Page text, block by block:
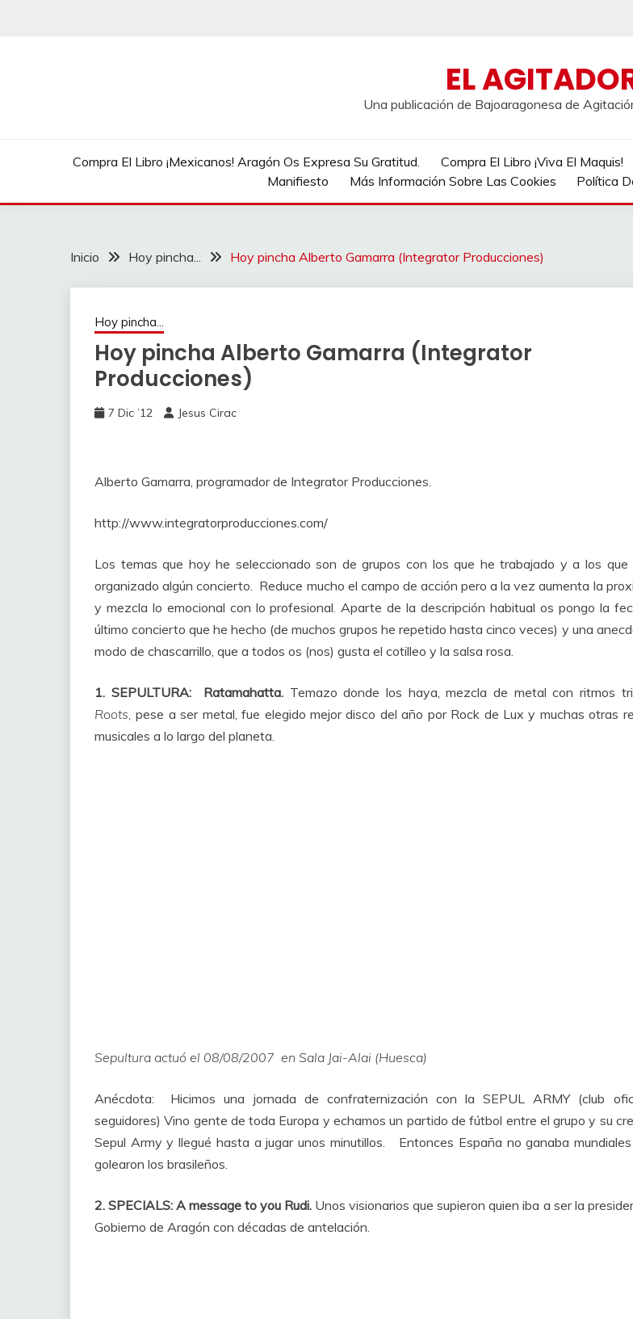
EL
Una publicación de Bajoaragonesa de
Compra El Libro ¡Mexicanos! Aragón Os Expresa Su Gratitud. Compra El Libro ¡Viva El Maquis!
Manifiesto
Más Información Sobre Las Cookies Política
Inicio Hoy pincha... Hoy pincha Alberto Gamarra (Integrator Producciones)
Hoy pincha...
Hoy pincha Alberto Gamarra (Integrator
Producciones)
7 Dic ’12 Jesus Cirac
Alberto Gamarra, programador de Integrator Producciones.
http://www.integratorproducciones.com/
Los temas que hoy he seleccionado son de grupos con los que he trabajado y a los que
organizado algún concierto. Reduce mucho el campo de acción pero a la vez aumenta la
y mezcla lo emocional con lo profesional. Aparte de la descripción habitual os pongo la
último concierto que he hecho (de muchos grupos he repetido hasta cinco veces) y una
modo de chascarrillo, que a todos os (nos) gusta el cotilleo y la salsa rosa.
1. SEPULTURA: Ratamahatta. Temazo donde los haya, mezcla de metal con ritmos
Roots, pese a ser metal, fue elegido mejor disco del año por Rock de Lux y muchas otras
musicales a lo largo del planeta.
Sepultura actuó el 08/08/2007 en Sala Jai-Alai (Huesca)
Anécdota: Hicimos una jornada de confraternización con la SEPUL ARMY (club
seguidores) Vino gente de toda Europa y echamos un partido de fútbol entre el grupo y su
Sepul Army y llegué hasta a jugar unos minutillos. Entonces España no ganaba
golearon los brasileños.
2. SPECIALS: A message to you Rudi. Unos visionarios que supieron quien iba a ser la
Gobierno de Aragón con décadas de antelación.